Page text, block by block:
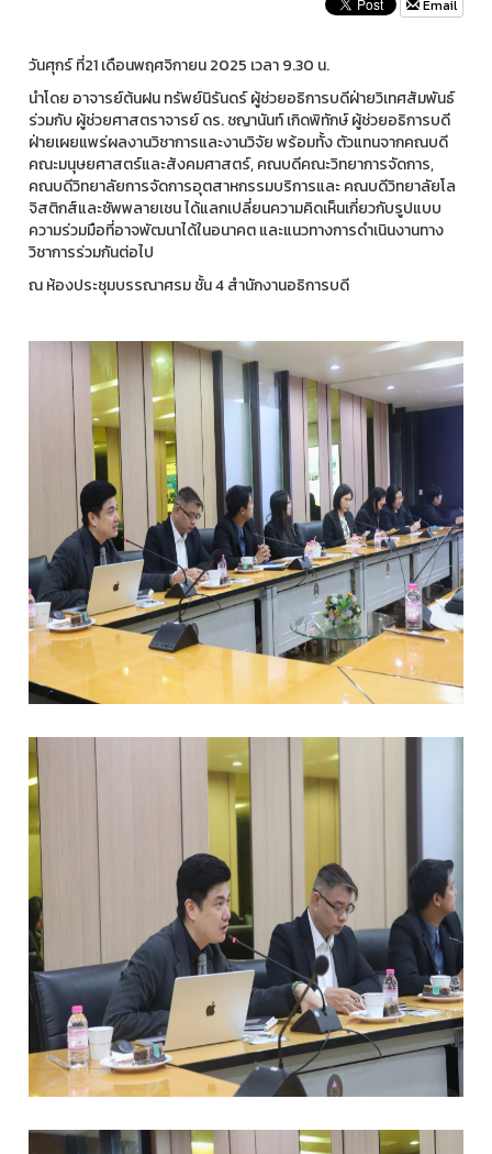
Email
วันศุกร์ ที่21 เดือนพฤศจิกายน 2025 เวลา 9.30 น.
นำโดย อาจารย์ต้นฝน ทรัพย์นิรันดร์ ผู้ช่วยอธิการบดีฝ่ายวิเทศสัมพันธ์
ร่วมกับ ผู้ช่วยศาสตราจารย์ ดร. ชญานันท์ เกิดพิทักษ์ ผู้ช่วยอธิการบดี
ฝ่ายเผยแพร่ผลงานวิชาการและงานวิจัย พร้อมทั้ง ตัวแทนจากคณบดี
คณะมนุษยศาสตร์และสังคมศาสตร์, คณบดีคณะวิทยาการจัดการ,
คณบดีวิทยาลัยการจัดการอุตสาหกรรมบริการและ คณบดีวิทยาลัยโล
จิสติกส์และซัพพลายเชน ได้แลกเปลี่ยนความคิดเห็นเกี่ยวกับรูปแบบ
ความร่วมมือที่อาจพัฒนาได้ในอนาคต และแนวทางการดำเนินงานทาง
วิชาการร่วมกันต่อไป
ณ ห้องประชุมบรรณาศรม ชั้น 4 สำนักงานอธิการบดี